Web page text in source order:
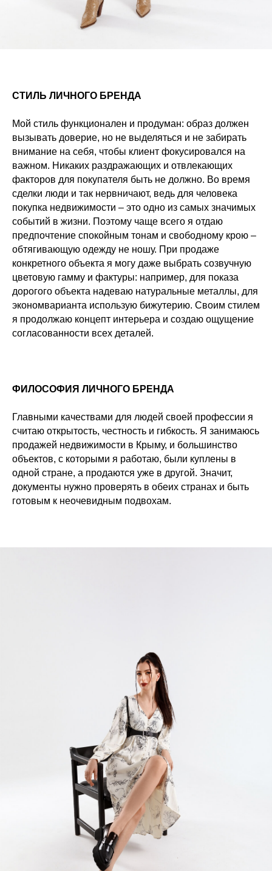
СТИЛЬ ЛИЧНОГО БРЕНДА
Мой стиль функционален и продуман: образ должен
вызывать доверие, но не выделяться и не забирать
внимание на себя, чтобы клиент фокусировался на
важном. Никаких раздражающих и отвлекающих
факторов для покупателя быть не должно. Во время
сделки люди и так нервничают, ведь для человека
покупка недвижимости – это одно из самых значимых
событий в жизни. Поэтому чаще всего я отдаю
предпочтение спокойным тонам и свободному крою –
обтягивающую одежду не ношу. При продаже
конкретного объекта я могу даже выбрать созвучную
цветовую гамму и фактуры: например, для показа
дорогого объекта надеваю натуральные металлы, для
экономварианта использую бижутерию. Своим стилем
я продолжаю концепт интерьера и создаю ощущение
согласованности всех деталей.
ФИЛОСОФИЯ ЛИЧНОГО БРЕНДА
Главными качествами для людей своей профессии я
считаю открытость, честность и гибкость. Я занимаюсь
продажей недвижимости в Крыму, и большинство
объектов, с которыми я работаю, были куплены в
одной стране, а продаются уже в другой. Значит,
документы нужно проверять в обеих странах и быть
готовым к неочевидным подвохам.